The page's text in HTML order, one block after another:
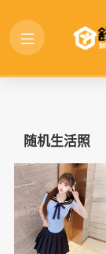
随机生活照
📷